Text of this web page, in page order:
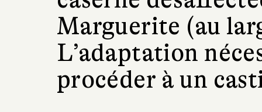
Marguerite (au
L’adaptation
procéder à un